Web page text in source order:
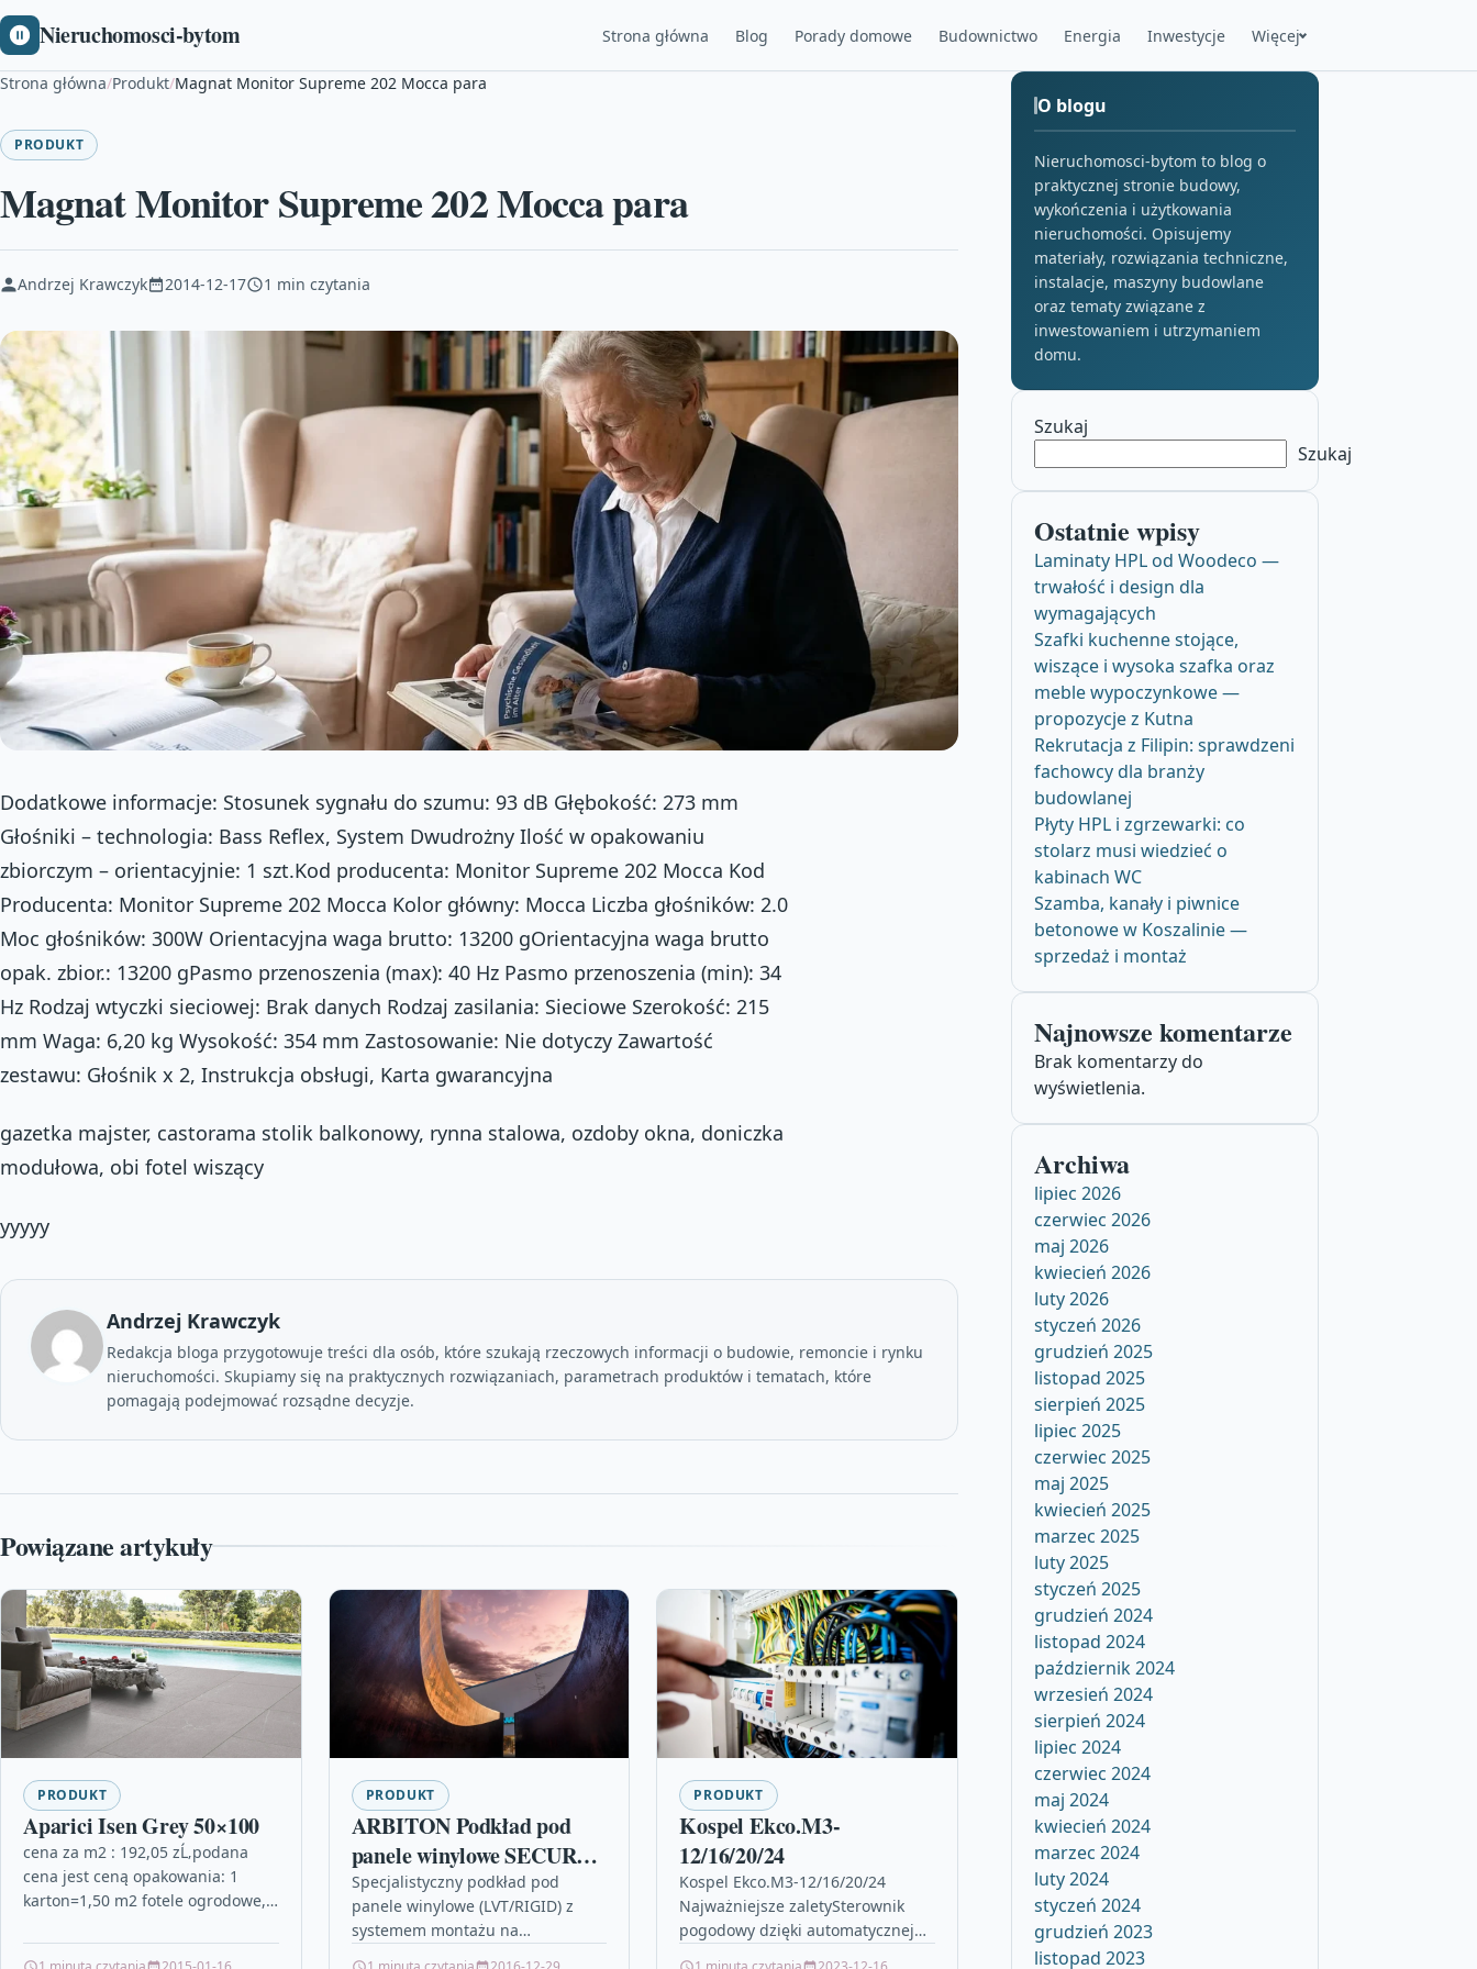
Nieruchomosci-bytom Strona główna Blog Porady domowe Budownictwo Energia Inwestycje Więcej
Strona główna/Produkt/Magnat Monitor Supreme 202 Mocca para
PRODUKT
Magnat Monitor Supreme 202 Mocca para
Andrzej Krawczyk 2014-12-17 1 min czytania
Dodatkowe informacje: Stosunek sygnału do szumu: 93 dB Głębokość: 273 mm
Głośniki – technologia: Bass Reflex, System Dwudrożny Ilość w opakowaniu
zbiorczym – orientacyjnie: 1 szt.Kod producenta: Monitor Supreme 202 Mocca Kod
Producenta: Monitor Supreme 202 Mocca Kolor główny: Mocca Liczba głośników: 2.0
Moc głośników: 300W Orientacyjna waga brutto: 13200 gOrientacyjna waga brutto
opak. zbior.: 13200 gPasmo przenoszenia (max): 40 Hz Pasmo przenoszenia (min): 34
Hz Rodzaj wtyczki sieciowej: Brak danych Rodzaj zasilania: Sieciowe Szerokość: 215
mm Waga: 6,20 kg Wysokość: 354 mm Zastosowanie: Nie dotyczy Zawartość
zestawu: Głośnik x 2, Instrukcja obsługi, Karta gwarancyjna
gazetka majster, castorama stolik balkonowy, rynna stalowa, ozdoby okna, doniczka
modułowa, obi fotel wiszący
yyyyy
Andrzej Krawczyk
Redakcja bloga przygotowuje treści dla osób, które szukają rzeczowych informacji o budowie, remoncie i rynku
nieruchomości. Skupiamy się na praktycznych rozwiązaniach, parametrach produktów i tematach, które
pomagają podejmować rozsądne decyzje.
Powiązane artykuły
PRODUKT
Aparici Isen Grey 50×100
cena za m2 : 192,05 zĹ‚podana
cena jest ceną opakowania: 1
karton=1,50 m2 fotele ogrodowe,
renowacyjna, siplast, doniczka na
PRODUKT
ARBITON Podkład pod
panele winylowe SECURA
LVT CLICK SMART
Specjalistyczny podkład pod
panele winylowe (LVT/RIGID) z
systemem montażu na
PRODUKT
Kospel Ekco.M3-
12/16/20/24
Kospel Ekco.M3-12/16/20/24
Najważniejsze zaletySterownik
pogodowy dzięki automatycznej
O blogu
Nieruchomosci-bytom to blog o
praktycznej stronie budowy,
wykończenia i użytkowania
nieruchomości. Opisujemy
materiały, rozwiązania techniczne,
instalacje, maszyny budowlane
oraz tematy związane z
inwestowaniem i utrzymaniem
domu.
Szukaj
Szukaj
Ostatnie wpisy
Laminaty HPL od Woodeco —
trwałość i design dla
wymagających
Szafki kuchenne stojące,
wiszące i wysoka szafka oraz
meble wypoczynkowe —
propozycje z Kutna
Rekrutacja z Filipin: sprawdzeni
fachowcy dla branży
budowlanej
Płyty HPL i zgrzewarki: co
stolarz musi wiedzieć o
kabinach WC
Szamba, kanały i piwnice
betonowe w Koszalinie —
sprzedaż i montaż
Najnowsze komentarze
Brak komentarzy do
wyświetlenia.
Archiwa
lipiec 2026
czerwiec 2026
maj 2026
kwiecień 2026
luty 2026
styczeń 2026
grudzień 2025
listopad 2025
sierpień 2025
lipiec 2025
czerwiec 2025
maj 2025
kwiecień 2025
marzec 2025
luty 2025
styczeń 2025
grudzień 2024
listopad 2024
październik 2024
wrzesień 2024
sierpień 2024
lipiec 2024
czerwiec 2024
maj 2024
kwiecień 2024
marzec 2024
luty 2024
styczeń 2024
grudzień 2023
listopad 2023